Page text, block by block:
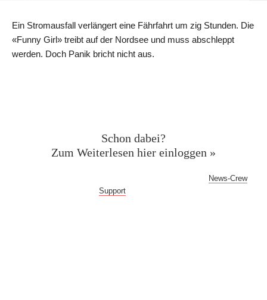
Ein Stromausfall verlängert eine Fährfahrt um zig Stunden. Die
«Funny Girl» treibt auf der Nordsee und muss abschleppt
werden. Doch Panik bricht nicht aus.
Schon dabei?
Zum Weiterlesen hier einloggen »
News-Crew
Support